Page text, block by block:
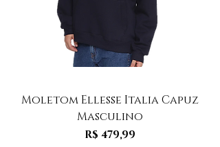
Moletom Ellesse Italia Capuz
Masculino
Preço
R$ 479,99